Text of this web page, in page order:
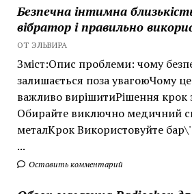
Безпечна інтимна
вібратор і правильно
ОТ ЭЛЬВИРА
Зміст:Опис проблеми: чому
залишається поза увагоюЧому
важливо вирішитиРішення крок
Обирайте виключно медичний
металКрок Використовуйте
...
Оставить комментарий